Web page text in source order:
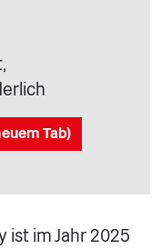
Tab)
ist im Jahr 2025